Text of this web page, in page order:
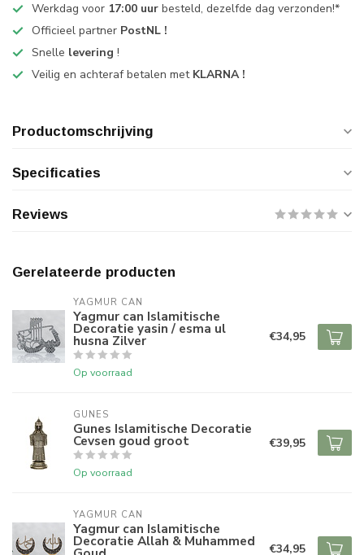
Werkdag voor 17:00 uur besteld, dezelfde dag verzonden!*
Officieel partner PostNL !
Snelle levering !
Veilig en achteraf betalen met KLARNA !
Productomschrijving
Specificaties
Reviews
Gerelateerde producten
YAGMUR CAN
Yagmur can Islamitische
Decoratie yasin / esma ul
husna Zilver
Op voorraad
€34,95
GUNES
Gunes Islamitische Decoratie
Cevsen goud groot
Op voorraad
€39,95
YAGMUR CAN
Yagmur can Islamitische
Decoratie Allah & Muhammed €34,95